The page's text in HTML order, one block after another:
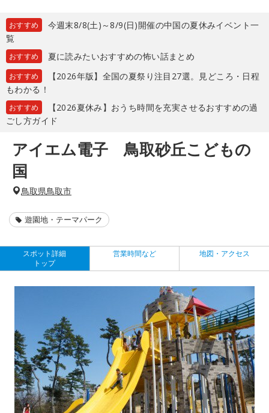
おすすめ
今週末8/8(土)～8/9(日)開催の中国の夏休みイベント一
覧
おすすめ 夏に読みたいおすすめの怖い話まとめ
おすすめ
【2026年版】全国の夏祭り注目27選。見どころ・日程
もわかる！
おすすめ
【2026夏休み】おうち時間を充実させるおすすめの過
ごし方ガイド
アイエム電子 鳥取砂丘こどもの
国
鳥取県鳥取市
遊園地・テーマパーク
スポット詳細
トップ
営業時間など 地図・アクセス